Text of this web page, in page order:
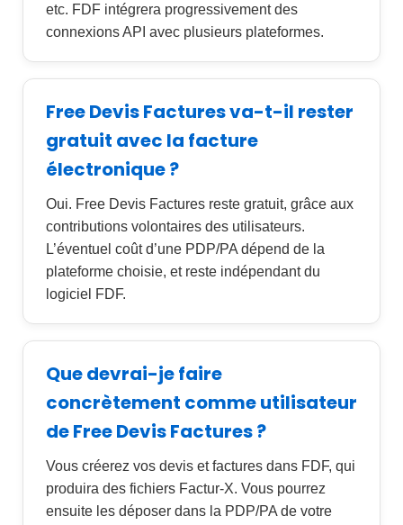
etc. FDF intégrera progressivement des
connexions API avec plusieurs plateformes.
Free Devis Factures va-t-il rester
gratuit avec la facture
électronique ?
Oui. Free Devis Factures reste gratuit, grâce aux
contributions volontaires des utilisateurs.
L’éventuel coût d’une PDP/PA dépend de la
plateforme choisie, et reste indépendant du
logiciel FDF.
Que devrai-je faire
concrètement comme utilisateur
de Free Devis Factures ?
Vous créerez vos devis et factures dans FDF, qui
produira des fichiers Factur-X. Vous pourrez
ensuite les déposer dans la PDP/PA de votre